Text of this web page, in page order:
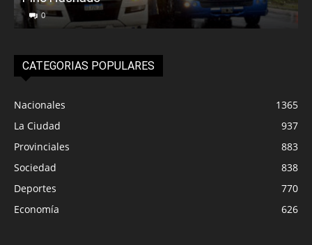
0
CATEGORIAS POPULARES
Nacionales
1365
La Ciudad
937
Provinciales
883
Sociedad
838
Deportes
770
Economía
626